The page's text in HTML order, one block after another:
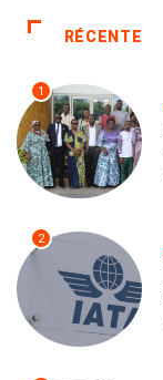
RÉCENTE
1
2